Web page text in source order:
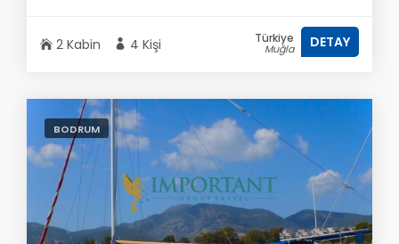
2 Kabin 4 Kişi Türkiye
Muğla DETAY
BODRUM